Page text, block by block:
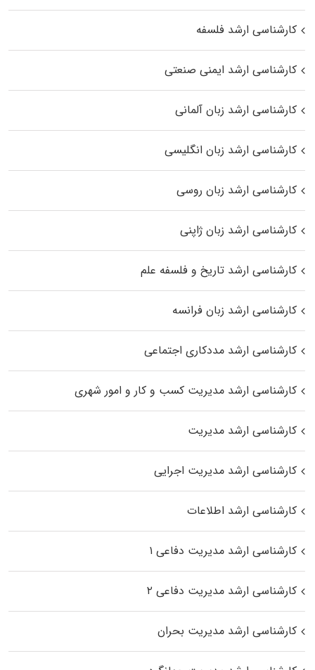
کارشناسی ارشد فلسفه
کارشناسی ارشد ایمنی صنعتی
کارشناسی ارشد زبان آلمانی
کارشناسی ارشد زبان انگلیسی
کارشناسی ارشد زبان روسی
کارشناسی ارشد زبان ژاپنی
کارشناسی ارشد تاریخ و فلسفه علم
کارشناسی ارشد زبان فرانسه
کارشناسی ارشد مددکاری اجتماعی
کارشناسی ارشد مدیریت کسب و کار و امور شهری
کارشناسی ارشد مدیریت
کارشناسی ارشد مدیریت اجرایی
کارشناسی ارشد اطلاعات
کارشناسی ارشد مدیریت دفاعی ۱
کارشناسی ارشد مدیریت دفاعی ۲
کارشناسی ارشد مدیریت بحران